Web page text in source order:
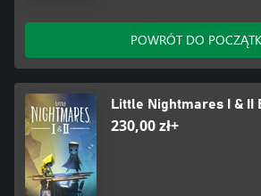
POWRÓT DO
Little Nightmares I & II
230,00 zł+